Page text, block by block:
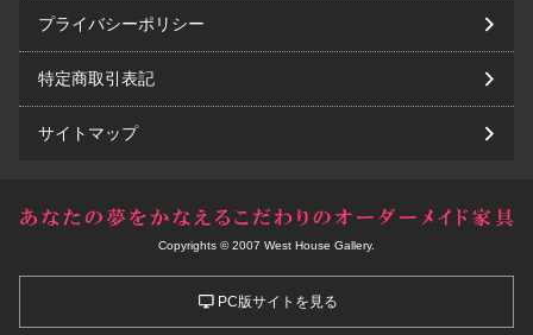
プライバシーポリシー
特定商取引表記
サイトマップ
Copyrights © 2007 West House Gallery.
PC版サイトを見る